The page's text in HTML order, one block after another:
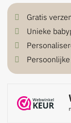
Gratis
Unieke